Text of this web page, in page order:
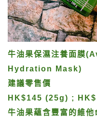
牛油果保濕注養面膜
Hydration Mask)
建議零售價
HK$145 (25g) ;
牛油果蘊含豐富的維他